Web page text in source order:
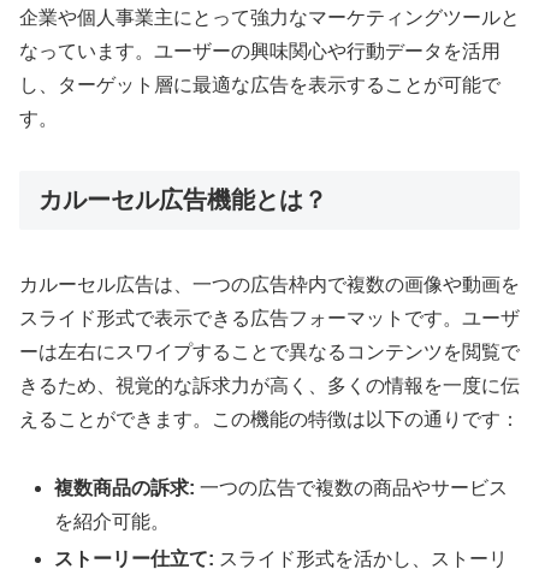
企業や個人事業主にとって強力なマーケティングツールと
なっています。ユーザーの興味関心や行動データを活用
し、ターゲット層に最適な広告を表示することが可能で
す。
カルーセル広告機能とは？
カルーセル広告は、一つの広告枠内で複数の画像や動画を
スライド形式で表示できる広告フォーマットです。ユーザ
ーは左右にスワイプすることで異なるコンテンツを閲覧で
きるため、視覚的な訴求力が高く、多くの情報を一度に伝
えることができます。この機能の特徴は以下の通りです：
複数商品の訴求: 一つの広告で複数の商品やサービス
を紹介可能。
ストーリー仕立て: スライド形式を活かし、ストーリ